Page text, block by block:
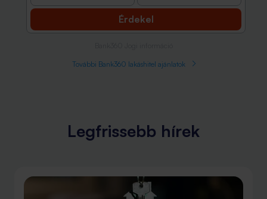
Érdekel
További Bank360 lakáshitel ajánlatok
Legfrissebb hírek